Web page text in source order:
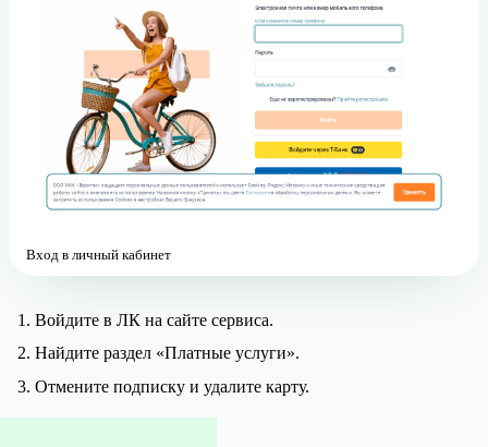
Вход в личный кабинет
Войдите в ЛК на сайте сервиса.
Найдите раздел «Платные услуги».
Отмените подписку и удалите карту.